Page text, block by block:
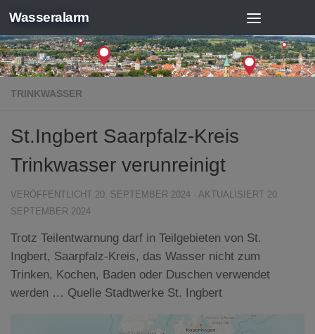
Zum Inhalt springen
Wasseralarm
TRINKWASSER
St.Ingbert Saarpfalz-Kreis
Trinkwasser verunreinigt
VERÖFFENTLICHT 20. SEPTEMBER 2024 · AKTUALISIERT 20.
SEPTEMBER 2024
Trotz Teilentwarnung darf in Teilgebieten von St.
Ingbert, Saarpfalz-Kreis, das Wasser nicht zum
Trinken, Kochen, Baden oder Duschen verwendet
werden … Quelle Stadtwerke St. Ingbert